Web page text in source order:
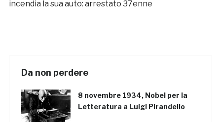
incendia la sua auto: arrestato 37enne
Da non perdere
8 novembre 1934, Nobel per la
Letteratura a Luigi Pirandello